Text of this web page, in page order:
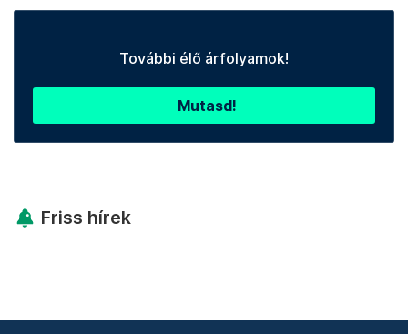
További élő árfolyamok!
Mutasd!
Friss hírek